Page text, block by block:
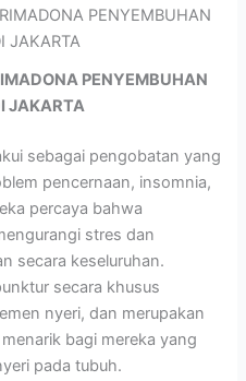
PENYEMBUHAN
JAKARTA
sebagai pengobatan yang
pencernaan, insomnia,
percaya bahwa
stres dan
secara keseluruhan.
secara khusus
nyeri, dan merupakan
bagi mereka yang
pada tubuh.